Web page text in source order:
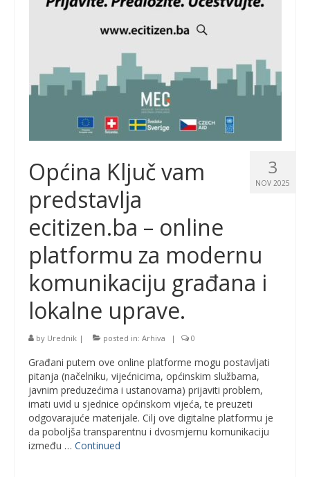
3
NOV 2025
Općina Ključ vam
predstavlja
ecitizen.ba – online
platformu za modernu
komunikaciju građana i
lokalne uprave.
by Urednik | posted in: Arhiva | 0
Građani putem ove online platforme mogu postavljati
pitanja (načelniku, vijećnicima, općinskim službama,
javnim preduzećima i ustanovama) prijaviti problem,
imati uvid u sjednice općinskom vijeća, te preuzeti
odgovarajuće materijale. Cilj ove digitalne platformu je
da poboljša transparentnu i dvosmjernu komunikaciju
između … Continued